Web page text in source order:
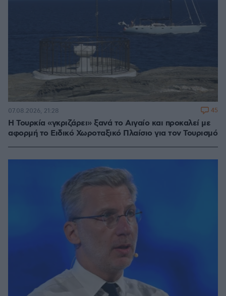
Η Τουρκία «γκριζάρει» ξανά το Αιγαίο και προκαλεί με
αφορμή το Ειδικό Χωροταξικό Πλαίσιο για τον Τουρισμό
07.08.2026, 21:28 45